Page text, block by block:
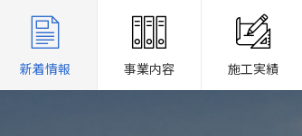
新着情報 事業内容 施工実績